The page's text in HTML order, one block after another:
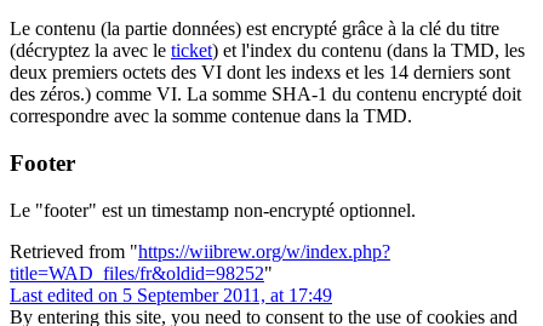
Le contenu (la partie données) est encrypté grâce à la clé du titre
(décryptez la avec le ticket) et l'index du contenu (dans la TMD, les
deux premiers octets des VI dont les indexs et les 14 derniers sont
des zéros.) comme VI. La somme SHA-1 du contenu encrypté doit
correspondre avec la somme contenue dans la TMD.
Footer
Le "footer" est un timestamp non-encrypté optionnel.
Retrieved from "https://wiibrew.org/w/index.php?
title=WAD_files/fr&oldid=98252"
Last edited on 5 September 2011, at 17:49
By entering this site, you need to consent to the use of cookies and